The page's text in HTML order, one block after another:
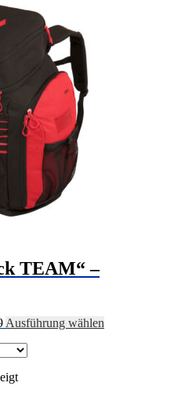
TEAM“ –
Preisspanne:
Ausführung wählen